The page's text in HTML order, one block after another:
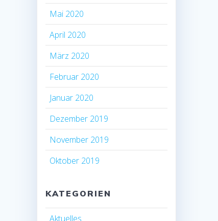
Mai 2020
April 2020
März 2020
Februar 2020
Januar 2020
Dezember 2019
November 2019
Oktober 2019
KATEGORIEN
Aktuelles